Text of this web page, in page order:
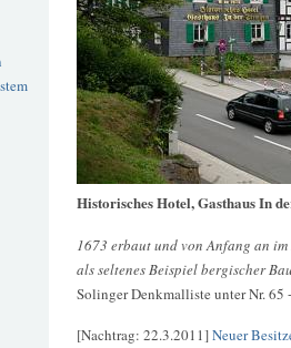
Historisches Hotel, Gasthaus In
1673 erbaut und von Anfang an
als seltenes Beispiel bergischer
Solinger Denkmalliste unter Nr. 65
[Nachtrag: 22.3.2011]Neuer